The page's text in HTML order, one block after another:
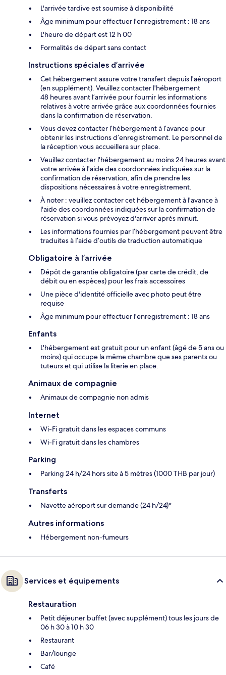
L'arrivée tardive est soumise à disponibilité
Âge minimum pour effectuer l'enregistrement : 18 ans
L'heure de départ est 12 h 00
Formalités de départ sans contact
Instructions spéciales d’arrivée
Cet hébergement assure votre transfert depuis l'aéroport
(en supplément). Veuillez contacter l'hébergement
48 heures avant l’arrivée pour fournir les informations
relatives à votre arrivée grâce aux coordonnées fournies
dans la confirmation de réservation.
Vous devez contacter l’hébergement à l’avance pour
obtenir les instructions d’enregistrement. Le personnel de
la réception vous accueillera sur place.
Veuillez contacter l'hébergement au moins 24 heures avant
votre arrivée à l'aide des coordonnées indiquées sur la
confirmation de réservation, afin de prendre les
dispositions nécessaires à votre enregistrement.
À noter : veuillez contacter cet hébergement à l'avance à
l'aide des coordonnées indiquées sur la confirmation de
réservation si vous prévoyez d'arriver après minuit.
Les informations fournies par l’hébergement peuvent être
traduites à l’aide d’outils de traduction automatique
Obligatoire à l’arrivée
Dépôt de garantie obligatoire (par carte de crédit, de
débit ou en espèces) pour les frais accessoires
Une pièce d'identité officielle avec photo peut être
requise
Âge minimum pour effectuer l'enregistrement : 18 ans
Enfants
L'hébergement est gratuit pour un enfant (âgé de 5 ans ou
moins) qui occupe la même chambre que ses parents ou
tuteurs et qui utilise la literie en place.
Animaux de compagnie
Animaux de compagnie non admis
Internet
Wi-Fi gratuit dans les espaces communs
Wi-Fi gratuit dans les chambres
Parking
Parking 24 h/24 hors site à 5 mètres (1000 THB par jour)
Transferts
Navette aéroport sur demande (24 h/24)*
Autres informations
Hébergement non-fumeurs
Services et équipements
Restauration
Petit déjeuner buffet (avec supplément) tous les jours de
06 h 30 à 10 h 30
Restaurant
Bar/lounge
Café